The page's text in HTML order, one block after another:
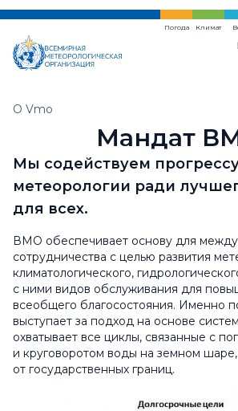
Перейти
основному
содержанию
Погода Климат
Regional Coordination Office
Хлебная
O Vmo
Мандат
Мы содействуем
метеорологии ради
для всех.
ВМО обеспечивает основу для
сотрудничества с целью развития
климатологического,
с ними видов обслуживания для
всеобщего благосостояния. Именно
выступает за подход на основе
охватывает все циклы, связанные с
и круговоротом воды на земном
от государственных границ.